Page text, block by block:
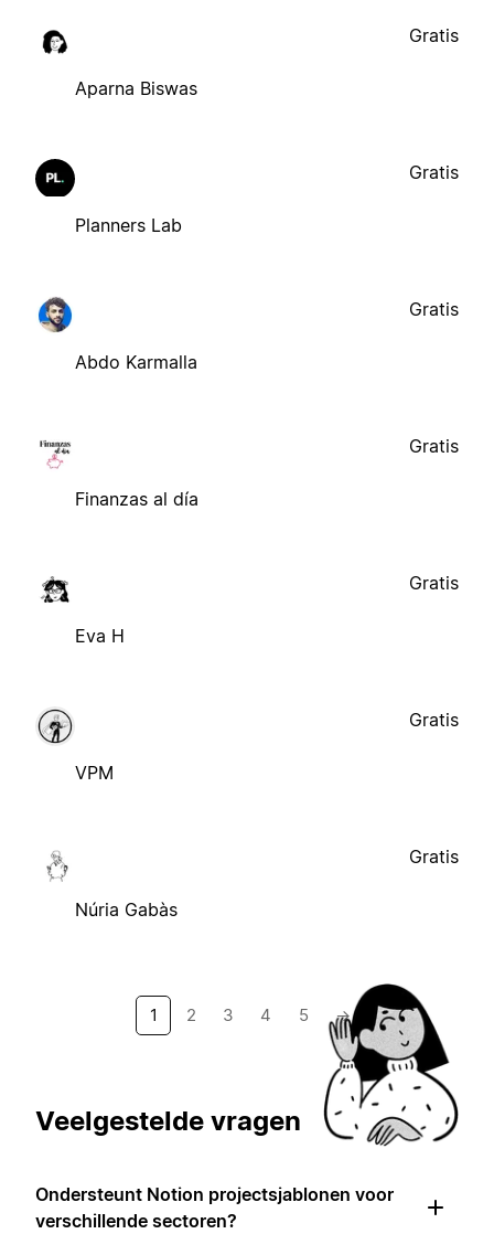
Aparna Biswas
Gratis
Planners Lab
Gratis
Abdo Karmalla
Gratis
Finanzas al día
Gratis
Eva H
Gratis
VPM
Gratis
Núria Gabàs
Gratis
1 2 3 4 5 →
Veelgestelde vragen
Ondersteunt Notion projectsjablonen voor
verschillende sectoren?